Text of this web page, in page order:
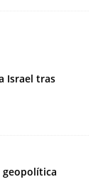
Israel tras
geopolítica